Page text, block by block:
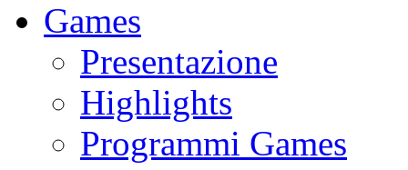
Games
Presentazione
Highlights
Programmi Games